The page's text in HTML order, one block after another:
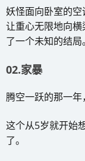
妖怪面向卧室的空
让重心无限地向
了一个未知的结局。
02.家暴
腾空一跃的那一年
这个从5岁就开始
了。